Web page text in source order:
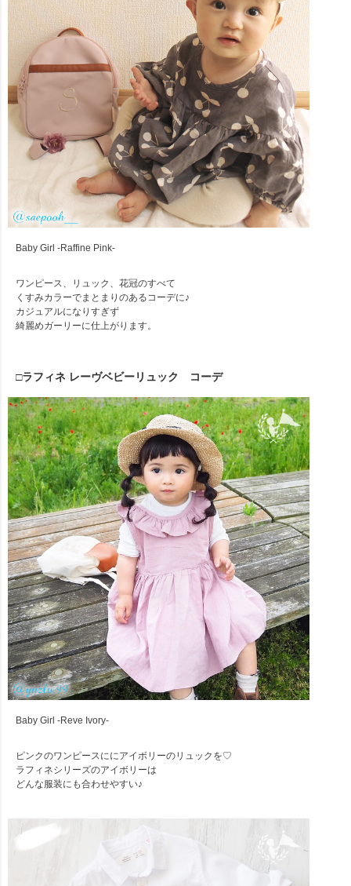
Baby Girl -Raffine Pink-
ワンピース、リュック、花冠のすべて
くすみカラーでまとまりのあるコーデに♪
カジュアルになりすぎず
綺麗めガーリーに仕上がります。
□ラフィネ レーヴベビーリュック コーデ
Baby Girl -Reve Ivory-
ピンクのワンピースににアイボリーのリュックを♡
ラフィネシリーズのアイボリーは
どんな服装にも合わせやすい♪